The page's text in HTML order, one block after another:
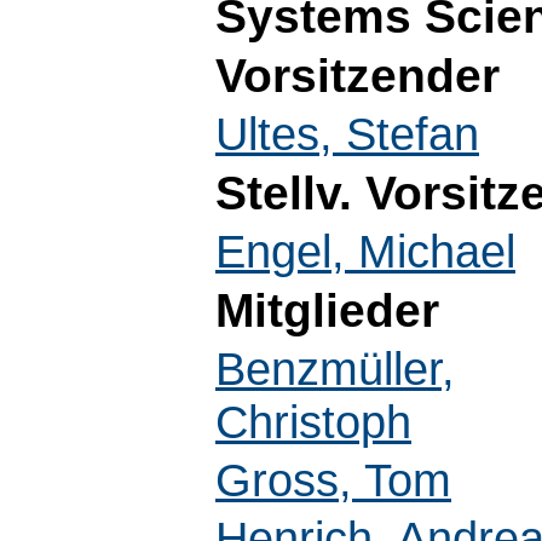
Systems
Vorsitzender
Ultes, Stefan
Stellv.
Engel, Michael
Mitglieder
Benzmüller,
Christoph
Gross, Tom